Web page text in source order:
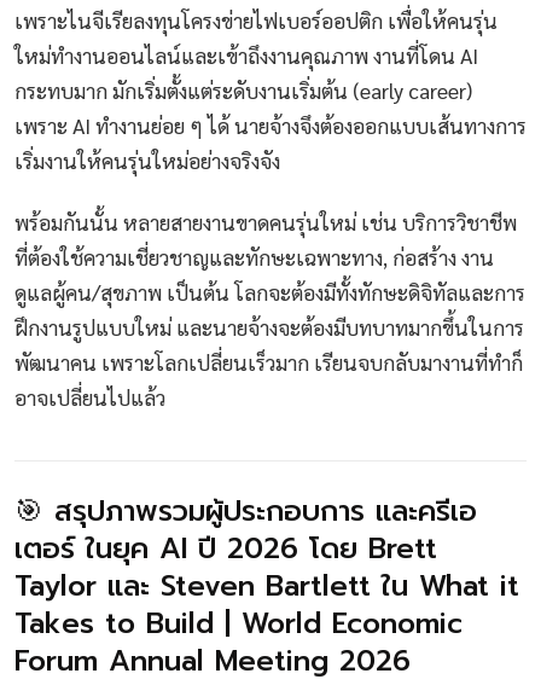
เพราะไนจีเรียลงทุนโครงข่ายไฟเบอร์ออปติก เพื่อให้คนรุ่น
ใหม่ทำงานออนไลน์และเข้าถึงงานคุณภาพ งานที่โดน AI
กระทบมาก มักเริ่มตั้งแต่ระดับงานเริ่มต้น (early career)
เพราะ AI ทำงานย่อย ๆ ได้ นายจ้างจึงต้องออกแบบเส้นทางการ
เริ่มงานให้คนรุ่นใหม่อย่างจริงจัง
พร้อมกันนั้น หลายสายงานขาดคนรุ่นใหม่ เช่น บริการวิชาชีพ
ที่ต้องใช้ความเชี่ยวชาญและทักษะเฉพาะทาง, ก่อสร้าง งาน
ดูแลผู้คน/สุขภาพ เป็นต้น โลกจะต้องมีทั้งทักษะดิจิทัลและการ
ฝึกงานรูปแบบใหม่ และนายจ้างจะต้องมีบทบาทมากขึ้นในการ
พัฒนาคน เพราะโลกเปลี่ยนเร็วมาก เรียนจบกลับมางานที่ทำก็
อาจเปลี่ยนไปแล้ว
🎯 สรุปภาพรวมผู้ประกอบการ และครีเอ
เตอร์ ในยุค AI ปี 2026 โดย Brett
Taylor และ Steven Bartlett ใน What it
Takes to Build | World Economic
Forum Annual Meeting 2026